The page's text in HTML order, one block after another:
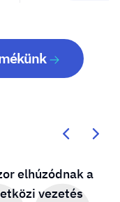
elhúzódnak a
vezetés